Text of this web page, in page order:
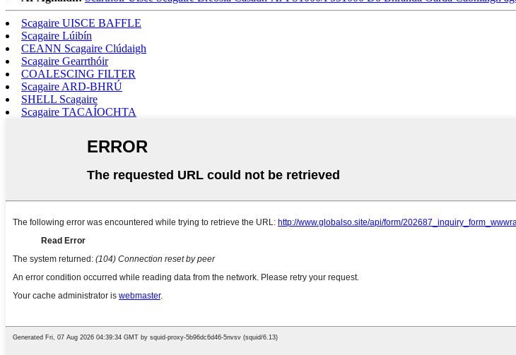
Scagaire UISCE BAFFLE
Scagaire Lúibín
CEANN Scagaire Clúdaigh
Scagaire Gearrthóir
COALESCING FILTER
Scagaire ARD-BHRÚ
SHELL Scagaire
Scagaire TACAÍOCHTA